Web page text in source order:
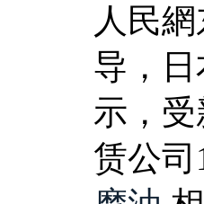
人民
导，
示，
赁公